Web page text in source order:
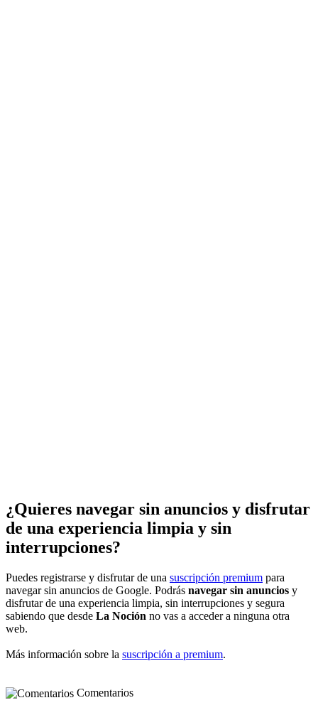
¿Quieres navegar sin anuncios y disfrutar
de una experiencia limpia y sin
interrupciones?
Puedes registrarse y disfrutar de una suscripción premium para
navegar sin anuncios de Google. Podrás navegar sin anuncios y
disfrutar de una experiencia limpia, sin interrupciones y segura
sabiendo que desde La Noción no vas a acceder a ninguna otra
web.
Más información sobre la suscripción a premium.
Comentarios